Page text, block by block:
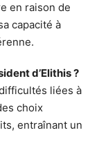
en raison de
capacité à
d’Elithis ?
liées à
choix
entraînant un